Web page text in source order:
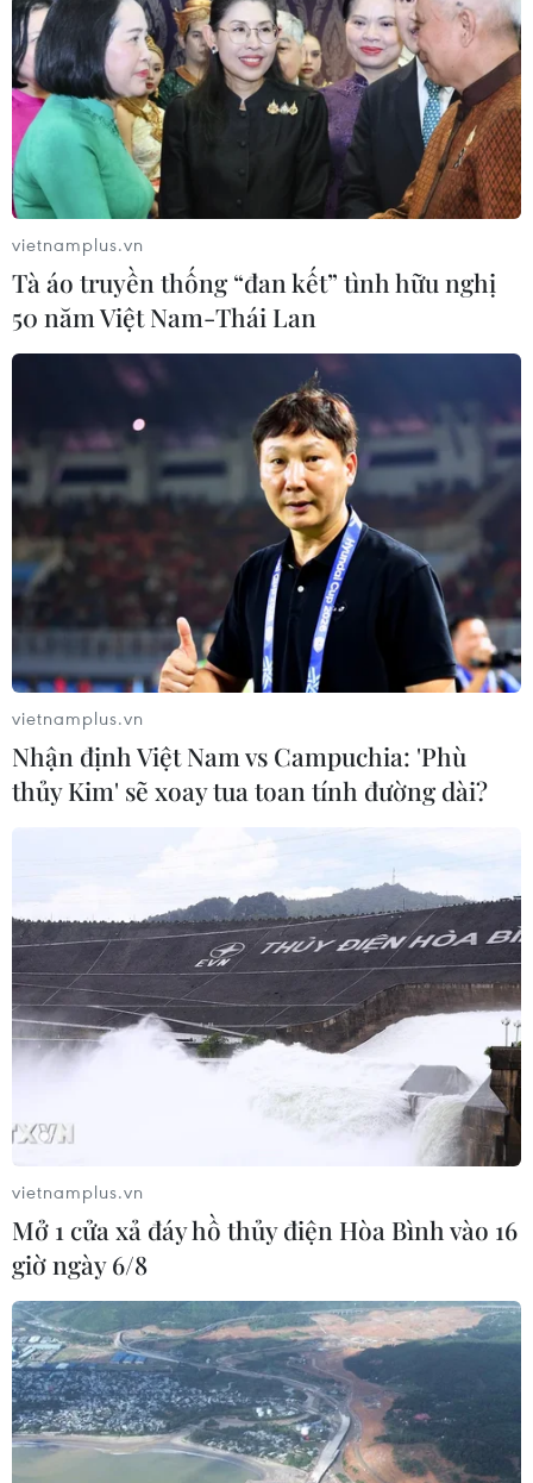
ngày sau khi bà từ Pháp trở về Polynesia và bà đang tự
cách ly tại nhà và các triệu chứng không nặng.
Hơn 25.000 ca tử vong tại châu Âu do dịch
30/03/2020 13:28
Châu Âu hiện là khu vực có số ca tử vong do mắc
COVID-19 cao nhất trên toàn thế giới. Trong số đó, Italy
là quốc gia có số bệnh nhân nhiễm và tử vong lớn nhất,
với 10.779 ca tử vong.
Thái tử Charles ngừng cách ly sau 7 ngày
30/03/2020 15:06
Tính đến nay, vị thái tử đã tự cách ly được 7 ngày sau
khi có thông báo rằng ông có kết quả xét nghiệm
dương tính với SARS-CoV-2 và có biểu hiện triệu chứng
nhẹ.
vietnamplus.vn
Tà áo truyền thống “đan kết” tình hữu nghị
50 năm Việt Nam-Thái Lan
vietnamplus.vn
Nhận định Việt Nam vs Campuchia: 'Phù
thủy Kim' sẽ xoay tua toan tính đường dài?
vietnamplus.vn
Mở 1 cửa xả đáy hồ thủy điện Hòa Bình vào 16
giờ ngày 6/8